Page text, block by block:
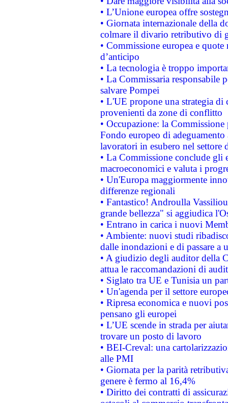
• L’Unione europea offre
• Giornata internazionale della
colmare il divario retributivo di
• Commissione europea e
d’anticipo
• La tecnologia è troppo
• La Commissaria responsabile
salvare Pompei
• L'UE propone una strategia
provenienti da zone di conflitto
• Occupazione: la
Fondo europeo di
lavoratori in esubero nel
• La Commissione conclude
macroeconomici e valuta i
• Un'Europa maggiormente
differenze regionali
• Fantastico! Androulla
grande bellezza" si aggiudica
• Entrano in carica i nuovi
• Ambiente: nuovi studi
dalle inondazioni e di passare a
• A giudizio degli auditor della
attua le raccomandazioni di
• Siglato tra UE e Tunisia un
• Un'agenda per il settore
• Ripresa economica e nuovi
pensano gli europei
• L’UE scende in strada per
trovare un posto di lavoro
• BEI-Creval: una
alle PMI
• Giornata per la parità
genere è fermo al 16,4%
• Diritto dei contratti di